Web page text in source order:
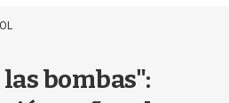
bombas":